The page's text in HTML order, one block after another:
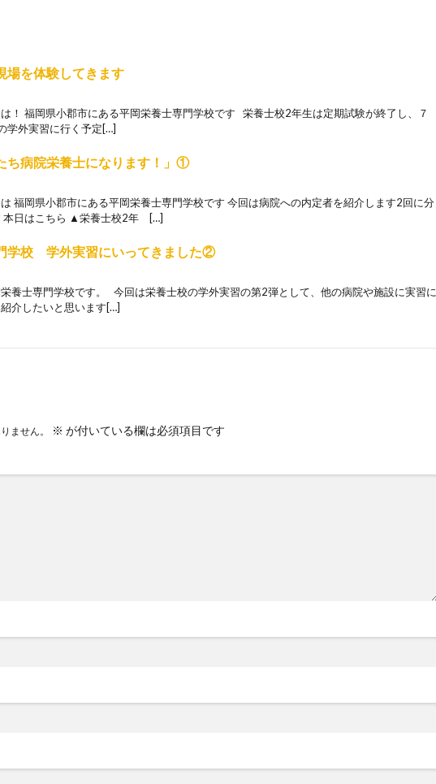
場を体験してきます
！ 福岡県小郡市にある平岡栄養士専門学校です 栄養士校2年生は定期試験が終了し、７
学外実習に行く予定[…]
ち病院栄養士になります！」①
福岡県小郡市にある平岡栄養士専門学校です 今回は病院への内定者を紹介します2回に分
本日はこちら ▲栄養士校2年 […]
学校 学外実習にいってきました②
養士専門学校です。 今回は栄養士校の学外実習の第2弾として、他の病院や施設に実習に
介したいと思います[…]
ません。 ※ が付いている欄は必須項目です